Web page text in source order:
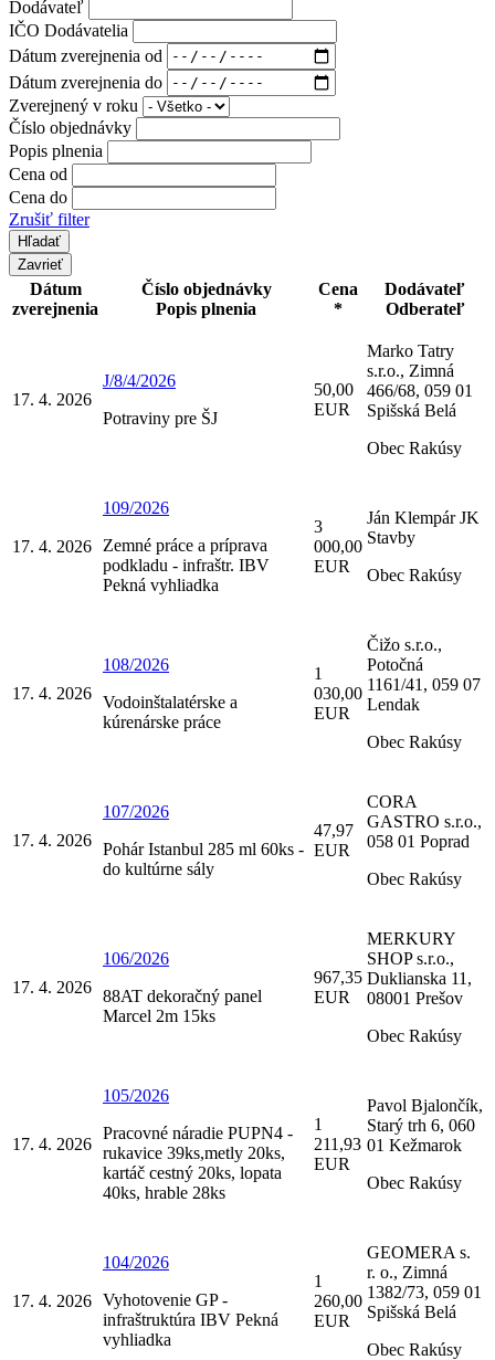
Dodávateľ
IČO Dodávatelia
Dátum zverejnenia od
Dátum zverejnenia do
Zverejnený v roku
Číslo objednávky
Popis plnenia
Cena od
Cena do
Zrušiť filter
Zavrieť
Dátum
zverejnenia
Číslo objednávky
Popis plnenia
Cena
*
Dodávateľ
Odberateľ
17. 4. 2026
J/8/4/2026
Potraviny pre ŠJ
50,00
EUR
Marko Tatry
s.r.o., Zimná
466/68, 059 01
Spišská Belá
Obec Rakúsy
17. 4. 2026
109/2026
Zemné práce a príprava
podkladu - infraštr. IBV
Pekná vyhliadka
3
000,00
EUR
Ján Klempár JK
Stavby
Obec Rakúsy
17. 4. 2026
108/2026
Vodoinštalatérske a
kúrenárske práce
1
030,00
EUR
Čižo s.r.o.,
Potočná
1161/41, 059 07
Lendak
Obec Rakúsy
17. 4. 2026
107/2026
Pohár Istanbul 285 ml 60ks -
do kultúrne sály
47,97
EUR
CORA
GASTRO s.r.o.,
058 01 Poprad
Obec Rakúsy
17. 4. 2026
106/2026
88AT dekoračný panel
Marcel 2m 15ks
967,35
EUR
MERKURY
SHOP s.r.o.,
Duklianska 11,
08001 Prešov
Obec Rakúsy
17. 4. 2026
105/2026
Pracovné náradie PUPN4 -
rukavice 39ks,metly 20ks,
kartáč cestný 20ks, lopata
40ks, hrable 28ks
1
211,93
EUR
Pavol Bjalončík,
Starý trh 6, 060
01 Kežmarok
Obec Rakúsy
17. 4. 2026
104/2026
Vyhotovenie GP -
infraštruktúra IBV Pekná
vyhliadka
1
260,00
EUR
GEOMERA s.
r. o., Zimná
1382/73, 059 01
Spišská Belá
Obec Rakúsy